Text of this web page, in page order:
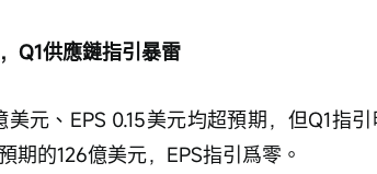
Q1供應鏈指引暴雷
元、EPS 0.15美元均超預期，但Q1指
期的126億美元，EPS指引爲零。